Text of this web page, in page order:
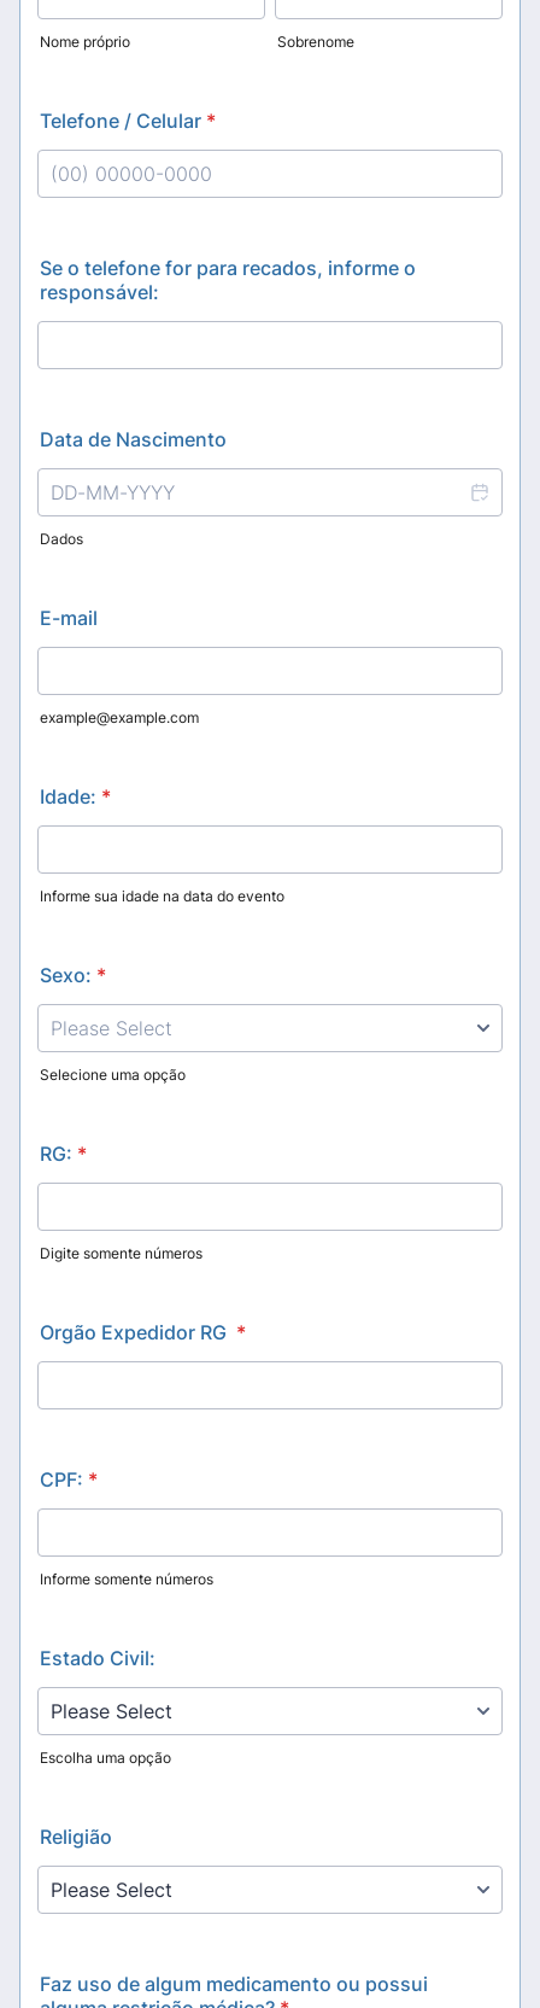
Nome próprio Sobrenome
Telefone / Celular *
Se o telefone for para recados, informe o
responsável:
Data de Nascimento
Dados
E-mail
example@example.com
Idade: *
Informe sua idade na data do evento
Sexo: *
Selecione uma opção
RG: *
Digite somente números
Orgão Expedidor RG *
CPF: *
Informe somente números
Estado Civil:
Escolha uma opção
Religião
Faz uso de algum medicamento ou possui